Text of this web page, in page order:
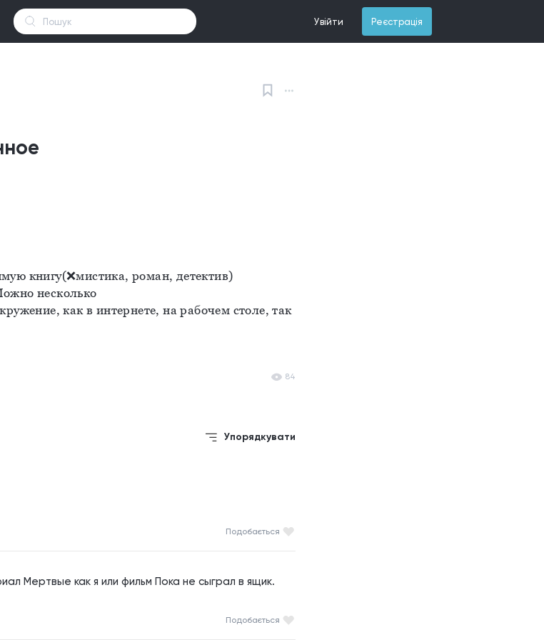
Увійти Реєстрація
книгу(❌мистика, роман, детектив)
несколько
как в интернете, на рабочем столе, так
84
Упорядкувати
Подобається
Мертвые как я или фильм Пока не сыграл в ящик.
Подобається